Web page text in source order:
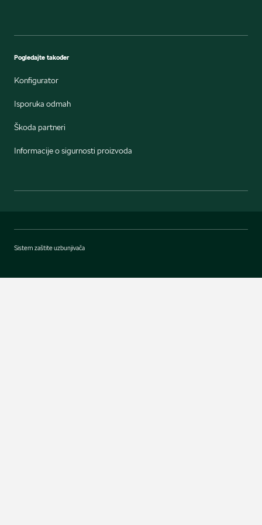
Pogledajte također
Konfigurator
Isporuka odmah
Škoda partneri
Informacije o sigurnosti proizvoda
Sistem zaštite uzbunjivača